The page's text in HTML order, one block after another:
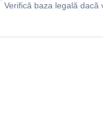
Verifică baza legală dacă